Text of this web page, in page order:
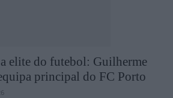
elite do futebol: Guilherme
principal do FC Porto